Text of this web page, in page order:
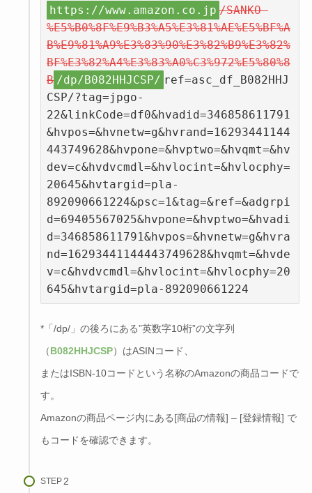
https://www.amazon.co.jp /SANKO-
%E5%B0%8F%E9%B3%A5%E3%81%AE%E5%BF%A
B%E9%81%A9%E3%83%90%E3%82%B9%E3%82%
BF%E3%82%A4%E3%83%A0%C3%972%E5%80%8
B /dp/B082HHJCSP/ ref=asc_df_B082HHJ
CSP/?tag=jpgo-
22&linkCode=df0&hvadid=346858611791
&hvpos=&hvnetw=g&hvrand=16293441144
443749628&hvpone=&hvptwo=&hvqmt=&hv
dev=c&hvdvcmdl=&hvlocint=&hvlocphy=
20645&hvtargid=pla-
892090661224&psc=1&tag=&ref=&adgrpi
d=69405567025&hvpone=&hvptwo=&hvadi
d=346858611791&hvpos=&hvnetw=g&hvra
nd=16293441144443749628&hvqmt=&hvde
v=c&hvdvcmdl=&hvlocint=&hvlocphy=20
645&hvtargid=pla-892090661224
*「/dp/」の後ろにある”英数字10桁”の文字列
（B082HHJCSP）はASINコード、
またはISBN-10コードという名称のAmazonの商品コードで
す。
Amazonの商品ページ内にある[商品の情報] – [登録情報] で
もコードを確認できます。
STEP